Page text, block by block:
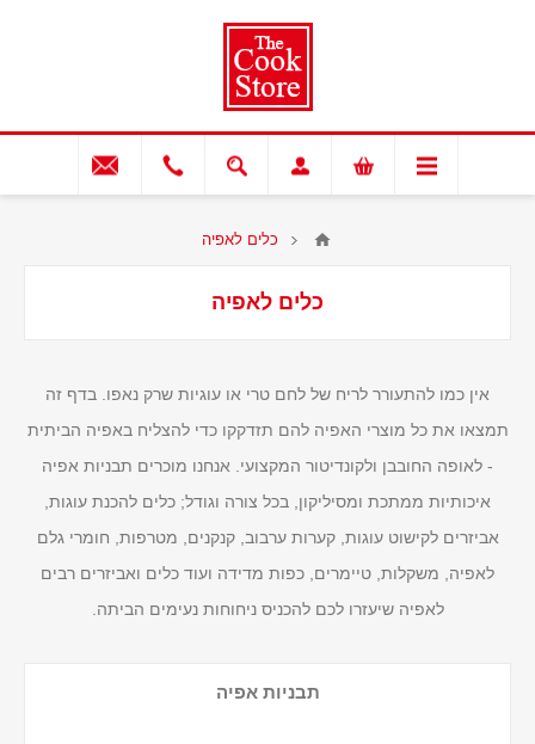
כלים לאפיה
כלים לאפיה
אין כמו להתעורר לריח של לחם טרי או עוגיות שרק נאפו. בדף זה
תמצאו את כל מוצרי האפיה להם תזדקקו כדי להצליח באפיה הביתית
- לאופה החובבן ולקונדיטור המקצועי. אנחנו מוכרים תבניות אפיה
איכותיות ממתכת ומסיליקון, בכל צורה וגודל; כלים להכנת עוגות,
אביזרים לקישוט עוגות, קערות ערבוב, קנקנים, מטרפות, חומרי גלם
לאפיה, משקלות, טיימרים, כפות מדידה ועוד כלים ואביזרים רבים
לאפיה שיעזרו לכם להכניס ניחוחות נעימים הביתה.
תבניות אפיה